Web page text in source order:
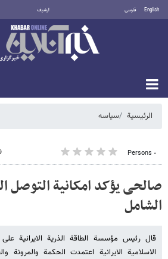
English فارسی أرشيف
الرئيسية سیاسه
٠ Persons 9
صالحی یؤکد امکانیة التوصل
الشامل
قال رئیس مؤسسة الطاقة الذریة الایرانیة
الاسلامیة الایرانیة اعتمدت الحکمة والمرونة